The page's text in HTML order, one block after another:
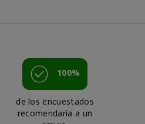
100%
de los encuestados
recomendaría a un